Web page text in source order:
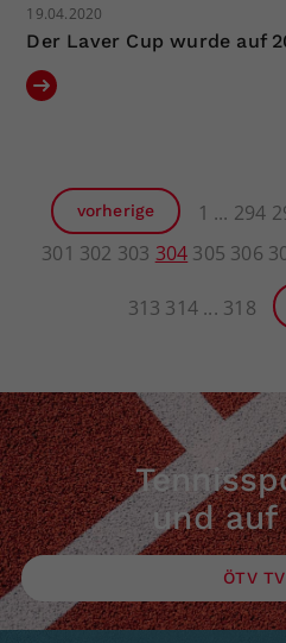
19.04.2020
Der Laver Cup wurde auf
vorherige 1 294
301 302 303 304 305 306
313 314 318
und
ÖTV TV